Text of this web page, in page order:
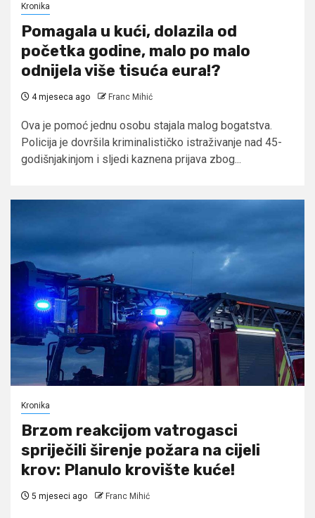
Kronika
Pomagala u kući, dolazila od
početka godine, malo po malo
odnijela više tisuća eura!?
4 mjeseca ago Franc Mihić
Ova je pomoć jednu osobu stajala malog bogatstva.
Policija je dovršila kriminalističko istraživanje nad 45-
godišnjakinjom i sljedi kaznena prijava zbog...
Kronika
Brzom reakcijom vatrogasci
spriječili širenje požara na cijeli
krov: Planulo krovište kuće!
5 mjeseci ago Franc Mihić